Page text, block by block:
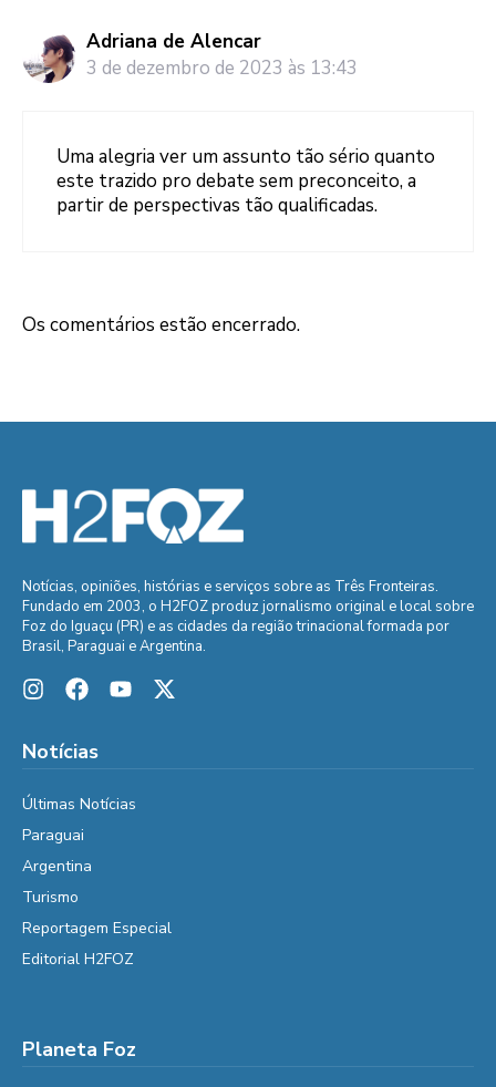
Adriana de Alencar
3 de dezembro de 2023 às 13:43
Uma alegria ver um assunto tão sério quanto
este trazido pro debate sem preconceito, a
partir de perspectivas tão qualificadas.
Os comentários estão encerrado.
Notícias, opiniões, histórias e serviços sobre as Três Fronteiras.
Fundado em 2003, o H2FOZ produz jornalismo original e local sobre
Foz do Iguaçu (PR) e as cidades da região trinacional formada por
Brasil, Paraguai e Argentina.
Notícias
Últimas Notícias
Paraguai
Argentina
Turismo
Reportagem Especial
Editorial H2FOZ
Planeta Foz